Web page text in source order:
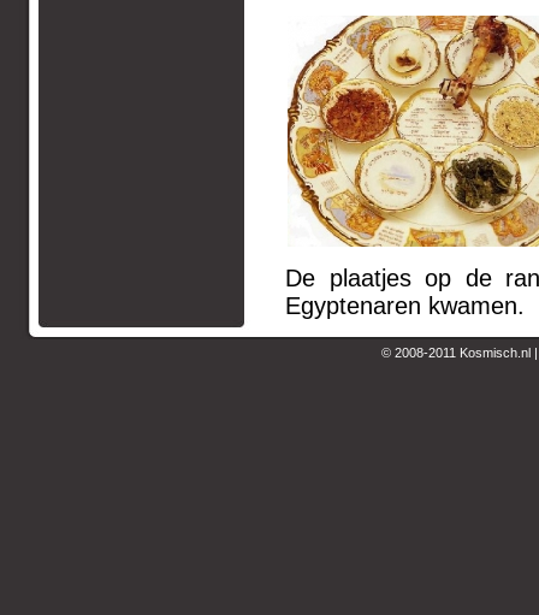
De plaatjes op de
Egyptenaren kwamen.
© 2008-2011 Kosmisch.nl